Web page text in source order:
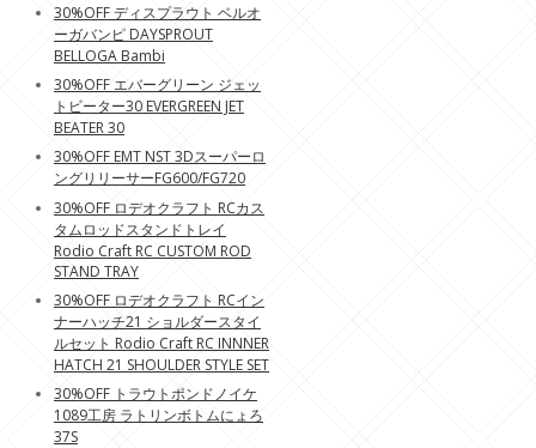
30%OFF ディスプラウト ベルオ
ーガバンピ DAYSPROUT
BELLOGA Bambi
30%OFF エバーグリーン ジェッ
トビーター30 EVERGREEN JET
BEATER 30
30%OFF EMT NST 3Dスーパーロ
ングリリーサーFG600/FG720
30%OFF ロデオクラフト RCカス
タムロッドスタンドトレイ
Rodio Craft RC CUSTOM ROD
STAND TRAY
30%OFF ロデオクラフト RCイン
ナーハッチ21 ショルダースタイ
ルセット Rodio Craft RC INNNER
HATCH 21 SHOULDER STYLE SET
30%OFF トラウトポンドノイケ
1089工房 ラトリンボトムにょろ
37S